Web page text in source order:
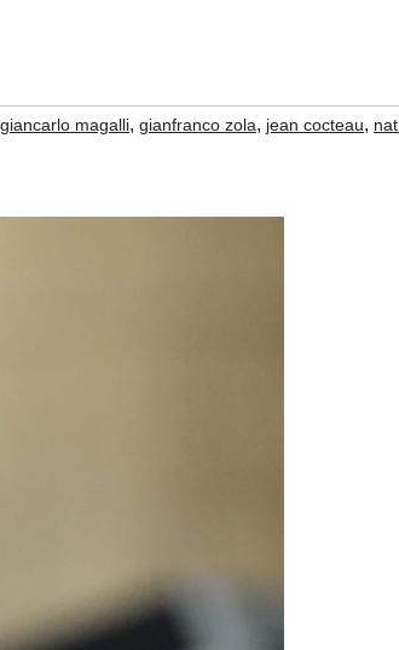
giancarlo magalli, gianfranco zola, jean cocteau,